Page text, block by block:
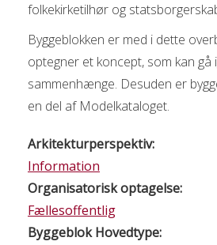
folkekirketilhør og
Byggeblokken er med i dette
optegner et koncept, som kan gå
sammenhænge. Desuden er
en del af Modelkataloget.
Arkitekturperspektiv:
Information
Organisatorisk optagelse:
Fællesoffentlig
Byggeblok Hovedtype: